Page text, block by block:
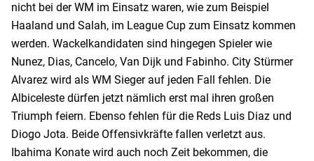
nicht bei der WM im Einsatz waren, wie zum Beispiel
Haaland und Salah, im League Cup zum Einsatz kommen
werden. Wackelkandidaten sind hingegen Spieler wie
Nunez, Dias, Cancelo, Van Dijk und Fabinho. City Stürmer
Alvarez wird als WM Sieger auf jeden Fall fehlen. Die
Albiceleste dürfen jetzt nämlich erst mal ihren großen
Triumph feiern. Ebenso fehlen für die Reds Luis Diaz und
Diogo Jota. Beide Offensivkräfte fallen verletzt aus.
Ibahima Konate wird auch noch Zeit bekommen, die